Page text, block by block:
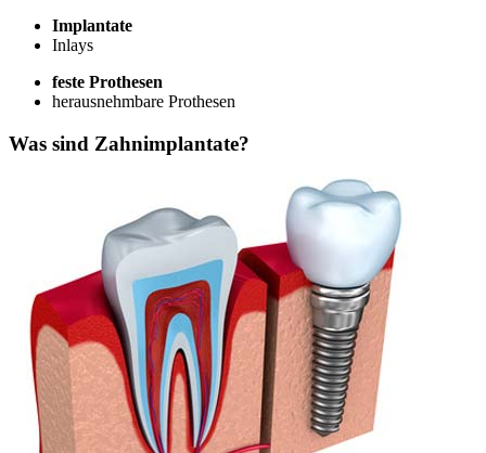
Implantate
Inlays
feste Prothesen
herausnehmbare Prothesen
Was sind Zahnimplantate?